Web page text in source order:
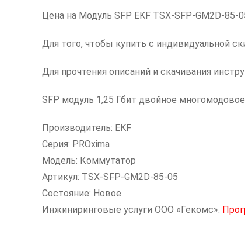
Цена на Модуль SFP EKF TSX-SFP-GM2D-85-
Для того, чтобы купить с индивидуальной
Для прочтения описаний и скачивания
SFP модуль 1,25 Гбит двойное
Производитель: EKF
Серия: PROxima
Модель: Коммутатор
Артикул: TSX-SFP-GM2D-85-05
Состояние: Новое
Инжиниринговые услуги ООО «Гекомс»: